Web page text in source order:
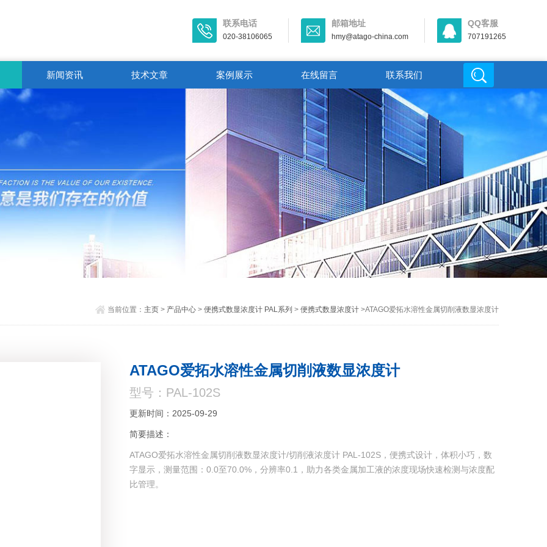
联系电话
020-38106065
邮箱地址
hmy@atago-china.com
QQ客服
707191265
新闻资讯 技术文章 案例展示 在线留言 联系我们
当前位置： 主页> 产品中心> 便携式数显浓度计 PAL系列 > 便携式数显浓度计>ATAGO爱拓水溶性金属切削液数显浓度计
ATAGO爱拓水溶性金属切削液数显浓度计
型号：PAL-102S
更新时间：2025-09-29
简要描述：
ATAGO爱拓水溶性金属切削液数显浓度计/切削液浓度计 PAL-102S，便携式设计，体积小巧，数
字显示，测量范围：0.0至70.0%，分辨率0.1，助力各类金属加工液的浓度现场快速检测与浓度配
比管理。